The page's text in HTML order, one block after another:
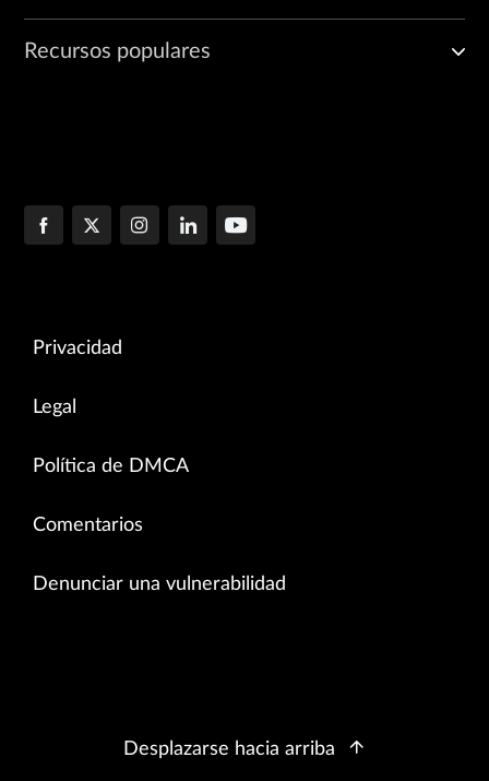
Recursos populares
Privacidad
Legal
Política de DMCA
Comentarios
Denunciar una vulnerabilidad
Desplazarse hacia arriba